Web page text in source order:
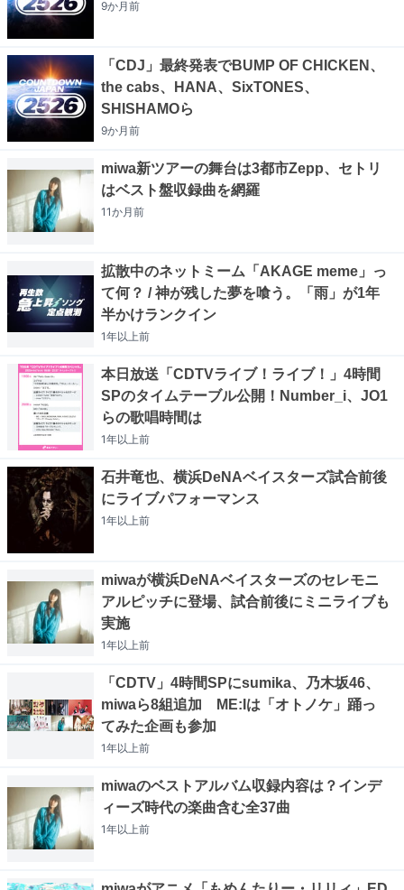
9か月前
「CDJ」最終発表でBUMP OF CHICKEN、
the cabs、HANA、SixTONES、
SHISHAMOら
9か月前
miwa新ツアーの舞台は3都市Zepp、セトリ
はベスト盤収録曲を網羅
11か月前
拡散中のネットミーム「AKAGE meme」っ
て何？ / 神が残した夢を喰う。「雨」が1年
半かけランクイン
1年以上前
本日放送「CDTVライブ！ライブ！」4時間
SPのタイムテーブル公開！Number_i、JO1
らの歌唱時間は
1年以上前
石井竜也、横浜DeNAベイスターズ試合前後
にライブパフォーマンス
1年以上前
miwaが横浜DeNAベイスターズのセレモニ
アルピッチに登場、試合前後にミニライブも
実施
1年以上前
「CDTV」4時間SPにsumika、乃木坂46、
miwaら8組追加 ME:Iは「オトノケ」踊っ
てみた企画も参加
1年以上前
miwaのベストアルバム収録内容は？インデ
ィーズ時代の楽曲含む全37曲
1年以上前